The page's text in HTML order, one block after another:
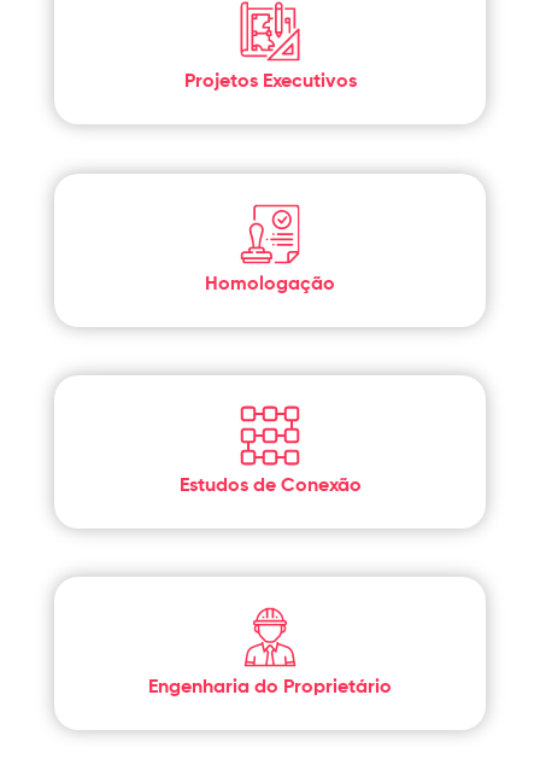
Projetos Executivos
Homologação
Estudos de Conexão
Engenharia do Proprietário